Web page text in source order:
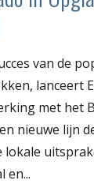
van de
lanceert
met het
nieuwe lijn
lokale
en...